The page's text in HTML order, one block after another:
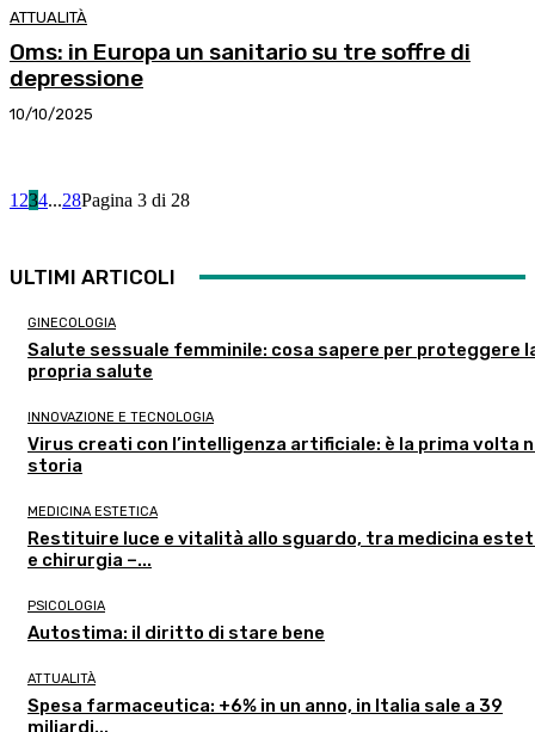
ATTUALITÀ
Oms: in Europa un sanitario su tre soffre di
depressione
10/10/2025
1 234...28Pagina 3 di 28
ULTIMI ARTICOLI
GINECOLOGIA
Salute sessuale femminile: cosa sapere per proteggere
propria salute
INNOVAZIONE E TECNOLOGIA
Virus creati con l’intelligenza artificiale: è la prima volta
storia
MEDICINA ESTETICA
Restituire luce e vitalità allo sguardo, tra medicina
e chirurgia –...
PSICOLOGIA
Autostima: il diritto di stare bene
ATTUALITÀ
Spesa farmaceutica: +6% in un anno, in Italia sale a 39
miliardi...